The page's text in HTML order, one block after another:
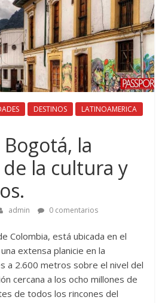
DESTINOS LATINOAMERICA
la
la cultura y
admin 0 comentarios
Colombia, está ubicada en el
extensa planicie en la
a 2.600 metros sobre el nivel del
cercana a los ocho millones de
de todos los rincones del